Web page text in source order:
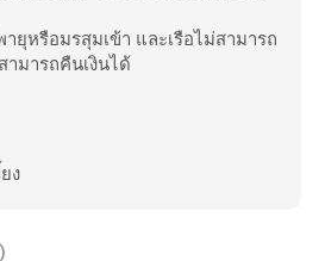
ยุหรือมรสุมเข้า และเรือไม่สามารถ
มารถคืนเงินได้
ง